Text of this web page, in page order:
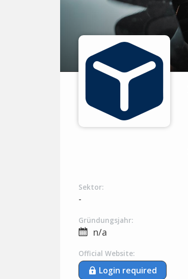
Sektor:
-
Gründungsjahr:
n/a
Official Website:
Login required